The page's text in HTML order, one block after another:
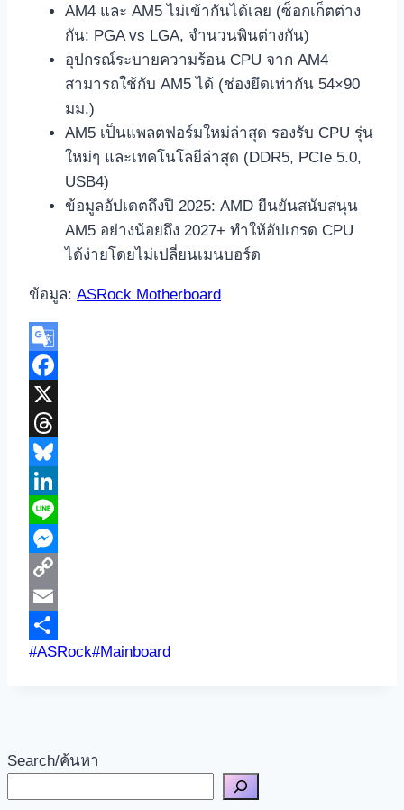
AM4 และ AM5 ไม่เข้ากันได้เลย (ซ็อกเก็ตต่าง
กัน: PGA vs LGA, จำนวนพินต่างกัน)
อุปกรณ์ระบายความร้อน CPU จาก AM4
สามารถใช้กับ AM5 ได้ (ช่องยึดเท่ากัน 54×90
มม.)
AM5 เป็นแพลตฟอร์มใหม่ล่าสุด รองรับ CPU รุ่น
ใหม่ๆ และเทคโนโลยีล่าสุด (DDR5, PCIe 5.0,
USB4)
ข้อมูลอัปเดตถึงปี 2025: AMD ยืนยันสนับสนุน
AM5 อย่างน้อยถึง 2027+ ทำให้อัปเกรด CPU
ได้ง่ายโดยไม่เปลี่ยนเมนบอร์ด
ข้อมูล: ASRock Motherboard
Google
Translate
Facebook
X
Threads
Bluesky
LinkedIn
Line
Messenger
Copy
Link
Email
Share
Post
#ASRock#Mainboard
Search/ค้นหา